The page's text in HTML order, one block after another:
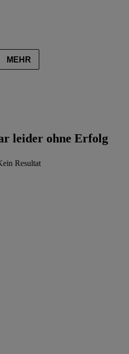
MEHR
leider ohne Erfolg
Resultat